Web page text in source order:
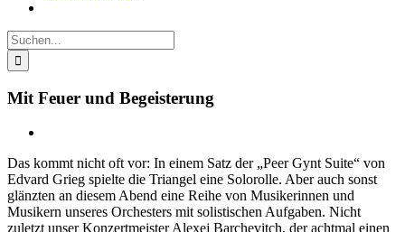
Suche
nach:
Mit Feuer und Begeisterung
Bild
Das kommt nicht oft vor: In einem Satz der „Peer Gynt Suite“ von
Edvard Grieg spielte die Triangel eine Solorolle. Aber auch sonst
glänzten an diesem Abend eine Reihe von Musikerinnen und
Musikern unseres Orchesters mit solistischen Aufgaben. Nicht
zuletzt unser Konzertmeister Alexej Barchevitch, der achtmal einen